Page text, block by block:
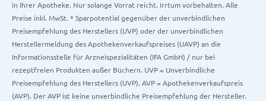
in Ihrer Apotheke. Nur solange Vorrat reicht. Irrtum vorbehalten. Alle
Preise inkl. MwSt. * Sparpotential gegenüber der unverbindlichen
Preisempfehlung des Herstellers (UVP) oder der unverbindlichen
Herstellermeldung des Apothekenverkaufspreises (UAVP) an die
Informationsstelle für Arzneispezialitäten (IFA GmbH) / nur bei
rezeptfreien Produkten außer Büchern. UVP = Unverbindliche
Preisempfehlung des Herstellers (UVP). AVP = Apothekenverkaufspreis
(AVP). Der AVP ist keine unverbindliche Preisempfehlung der Hersteller.